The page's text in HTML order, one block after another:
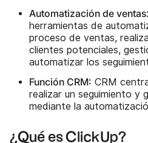
Automatización de ventas
herramientas de
proceso de ventas,
clientes potenciales,
automatizar los
Función CRM: CRM
realizar un seguimiento y
mediante la
¿Qué es ClickUp?